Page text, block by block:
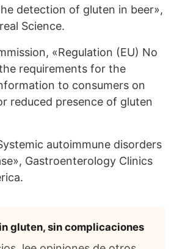
detection of gluten in beer»,
Science.
«Regulation (EU) No
requirements for the
to consumers on
reduced presence of gluten
autoimmune disorders
Gastroenterology Clinics
gluten, sin complicaciones